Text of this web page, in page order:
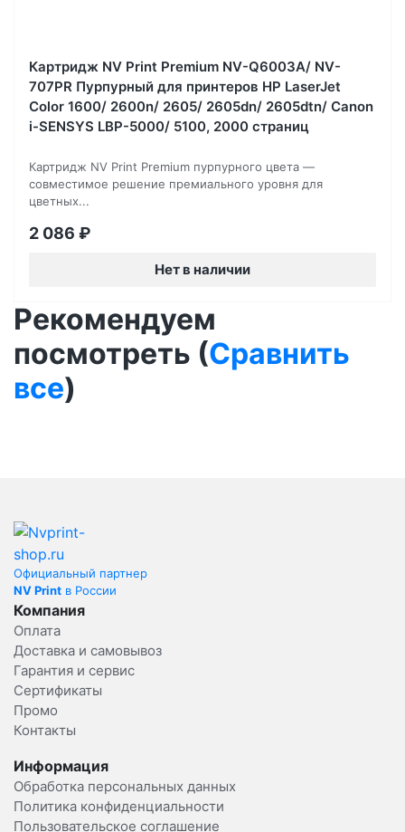
Картридж NV Print Premium NV-Q6003A/ NV-
707PR Пурпурный для принтеров HP LaserJet
Color 1600/ 2600n/ 2605/ 2605dn/ 2605dtn/ Canon
i-SENSYS LBP-5000/ 5100, 2000 страниц
Картридж NV Print Premium пурпурного цвета —
совместимое решение премиального уровня для
цветных...
2 086 ₽
Нет в наличии
Рекомендуем
посмотреть (Сравнить
все)
Официальный партнер
NV Print в России
Компания
Оплата
Доставка и самовывоз
Гарантия и сервис
Сертификаты
Промо
Контакты
Информация
Обработка персональных данных
Политика конфиденциальности
Пользовательское соглашение